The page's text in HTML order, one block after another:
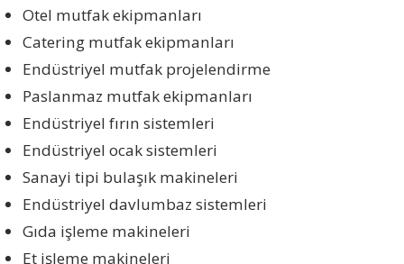
Otel mutfak ekipmanları
Catering mutfak ekipmanları
Endüstriyel mutfak projelendirme
Paslanmaz mutfak ekipmanları
Endüstriyel fırın sistemleri
Endüstriyel ocak sistemleri
Sanayi tipi bulaşık makineleri
Endüstriyel davlumbaz sistemleri
Gıda işleme makineleri
Et işleme makineleri